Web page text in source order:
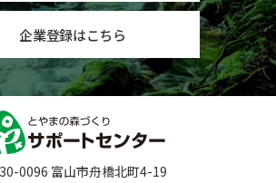
企業登録はこちら
0096 富山市舟橋北町4-19